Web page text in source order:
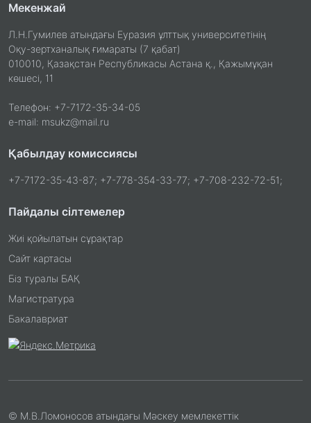
Мекенжай
Л.Н.Гумилев атындағы Еуразия ұлттық университетінің
Оқу-зертханалық ғимараты (7 қабат)
010010, Қазақстан Республикасы Астана қ., Қажымұқан
көшесі, 11
Телефон: +7-7172-35-34-05
e-mail: msukz@mail.ru
Қабылдау комиссиясы
+7-7172-35-43-87; +7-778-354-33-77; +7-708-232-72-51;
Пайдалы сілтемелер
Жиі қойылатын сұрақтар
Сайт картасы
Біз туралы БАҚ
Магистратура
Бакалавриат
© М.В.Ломоносов атындағы Мәскеу мемлекеттік